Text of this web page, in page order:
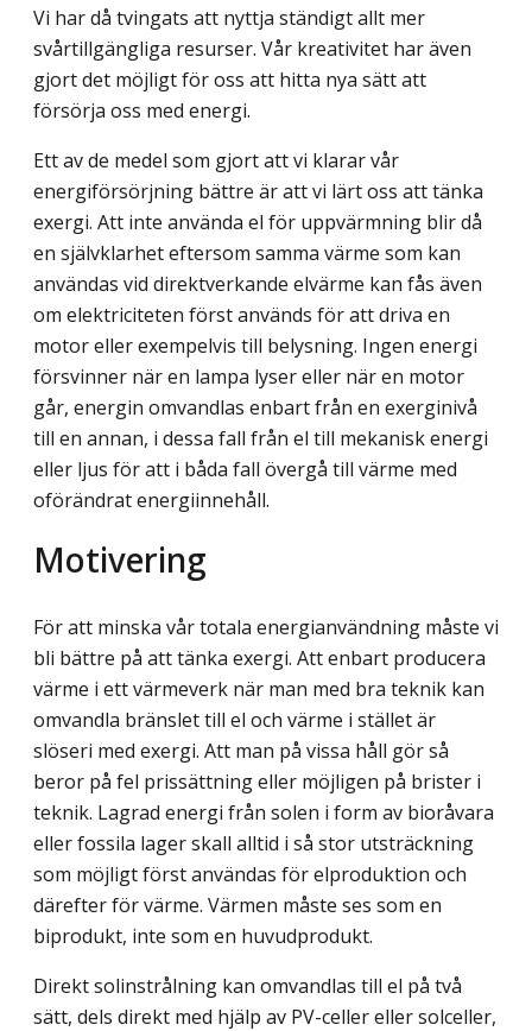
Vi har då tvingats att nyttja ständigt allt mer
svårtillgängliga resurser. Vår kreativitet har även
gjort det möjligt för oss att hitta nya sätt att
försörja oss med energi.
Ett av de medel som gjort att vi klarar vår
energiförsörjning bättre är att vi lärt oss att tänka
exergi. Att inte använda el för uppvärmning blir då
en självklarhet eftersom samma värme som kan
användas vid direktverkande elvärme kan fås även
om elektriciteten först används för att driva en
motor eller exempelvis till belysning. Ingen energi
försvinner när en lampa lyser eller när en motor
går, energin omvandlas enbart från en exerginivå
till en annan, i dessa fall från el till mekanisk energi
eller ljus för att i båda fall övergå till värme med
oförändrat energiinnehåll.
Motivering
För att minska vår totala energianvändning måste vi
bli bättre på att tänka exergi. Att enbart producera
värme i ett värmeverk när man med bra teknik kan
omvandla bränslet till el och värme i stället är
slöseri med exergi. Att man på vissa håll gör så
beror på fel prissättning eller möjligen på brister i
teknik. Lagrad energi från solen i form av bioråvara
eller fossila lager skall alltid i så stor utsträckning
som möjligt först användas för elproduktion och
därefter för värme. Värmen måste ses som en
biprodukt, inte som en huvudprodukt.
Direkt solinstrålning kan omvandlas till el på två
sätt, dels direkt med hjälp av PV-celler eller solceller,